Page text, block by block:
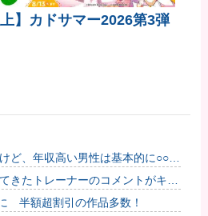
】カドサマー2026第3弾
ど、年収高い男性は基本的に○○で
りこれが真実なのか他
きたトレーナーのコメントがキモ
長したらどうなるんや…」他
半額超割引の作品多数！